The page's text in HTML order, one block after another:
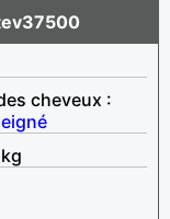
cheveux :